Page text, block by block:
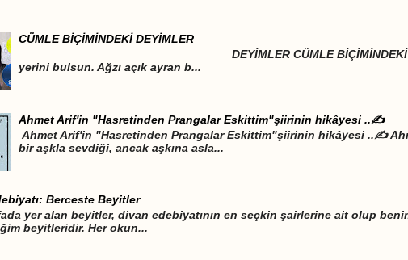
CÜMLE BİÇİMİNDEKİ DEYİMLER
DEYİMLER CÜMLE BİÇİMİNDEKİ
yerini bulsun. Ağzı açık ayran b...
Ahmet Arif'in "Hasretinden Prangalar Eskittim"şiirinin hikâyesi ..✍️
Ahmet Arif'in "Hasretinden Prangalar Eskittim"şiirinin hikâyesi ..✍️
bir aşkla sevdiği, ancak aşkına asla...
Berceste Beyitler
yer alan beyitler, divan edebiyatının en seçkin şairlerine ait olup
beyitleridir. Her okun...